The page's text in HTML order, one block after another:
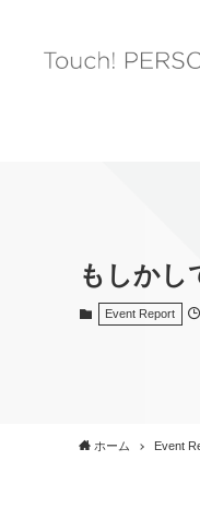
もしかし
Event Report
ホーム Event